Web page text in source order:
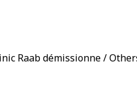
Raab démissionne /